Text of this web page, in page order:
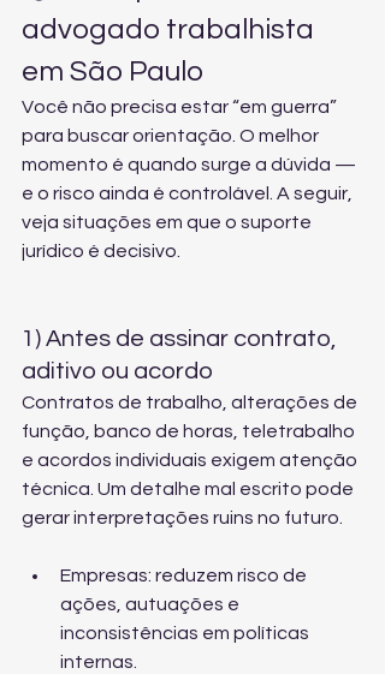
advogado trabalhista
em São Paulo
Você não precisa estar “em guerra”
para buscar orientação. O melhor
momento é quando surge a dúvida —
e o risco ainda é controlável. A seguir,
veja situações em que o suporte
jurídico é decisivo.
1) Antes de assinar contrato,
aditivo ou acordo
Contratos de trabalho, alterações de
função, banco de horas, teletrabalho
e acordos individuais exigem atenção
técnica. Um detalhe mal escrito pode
gerar interpretações ruins no futuro.
Empresas: reduzem risco de
ações, autuações e
inconsistências em políticas
internas.